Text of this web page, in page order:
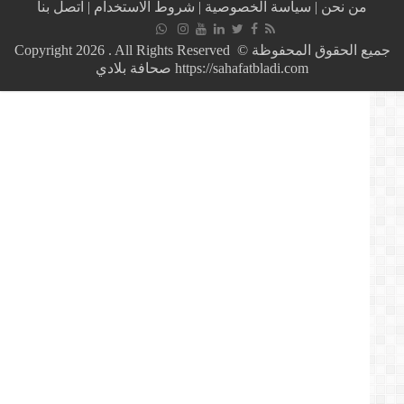
إعتداء
توجه
من نحن| سياسة الخصوصية|شروط الاستخدام|اتصل بنا
جميع الحقوق المحفوظة © Copyright 2026 . All Rights Reserved
https://sahafatbladi.com صحافة بلادي